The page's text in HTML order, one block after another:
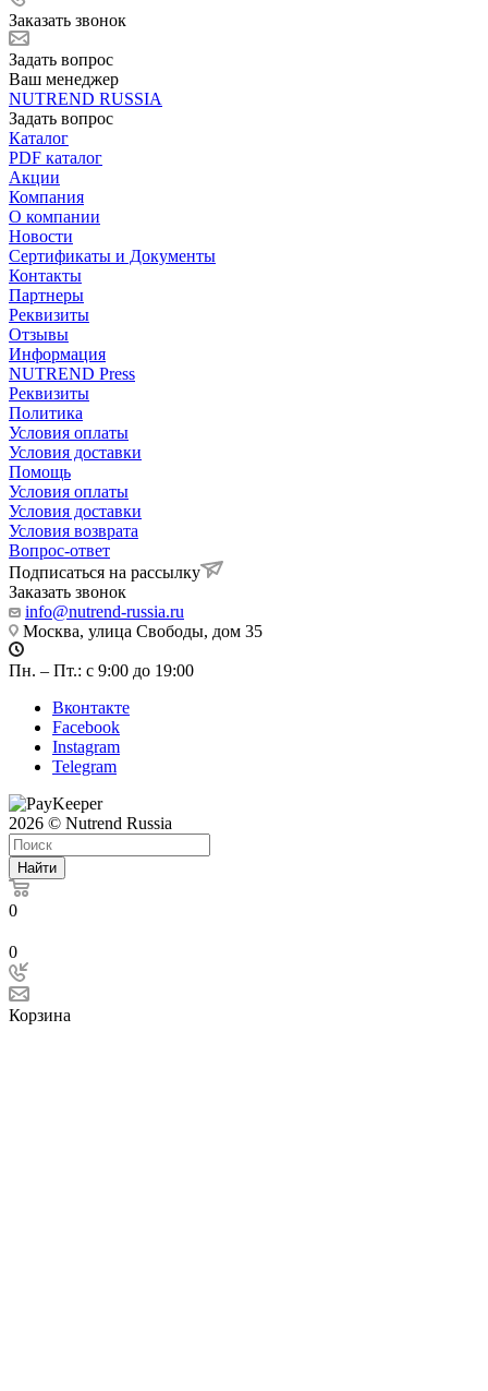
Заказать звонок
Задать вопрос
Ваш менеджер
NUTREND RUSSIA
Задать вопрос
Каталог
PDF каталог
Акции
Компания
О компании
Новости
Сертификаты и Документы
Контакты
Партнеры
Реквизиты
Отзывы
Информация
NUTREND Press
Реквизиты
Политика
Условия оплаты
Условия доставки
Помощь
Условия оплаты
Условия доставки
Условия возврата
Вопрос-ответ
Подписаться на рассылку
Заказать звонок
info@nutrend-russia.ru
Москва, улица Свободы, дом 35
Пн. – Пт.: с 9:00 до 19:00
Вконтакте
Facebook
Instagram
Telegram
2026 © Nutrend Russia
Найти
0
0
Корзина